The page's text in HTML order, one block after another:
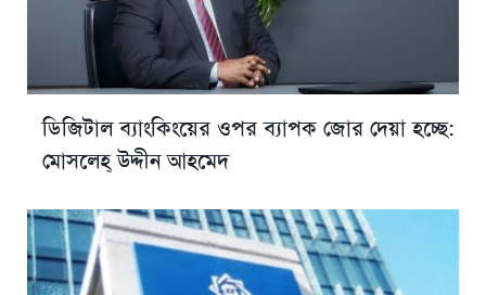
ডিজিটাল ব্যাংকিংয়ের ওপর ব্যাপক জোর দেয়া হচ্ছে:
মোসলেহ্ উদ্দীন আহমেদ